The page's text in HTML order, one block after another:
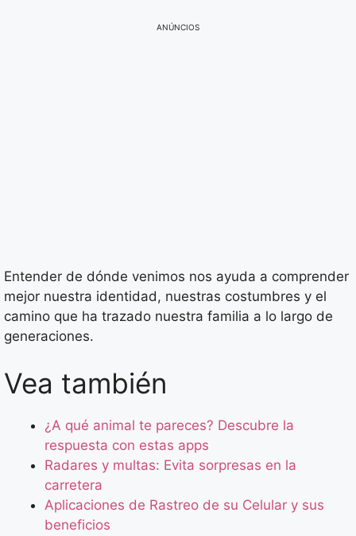
ANÚNCIOS
Entender de dónde venimos nos ayuda a comprender
mejor nuestra identidad, nuestras costumbres y el
camino que ha trazado nuestra familia a lo largo de
generaciones.
Vea también
¿A qué animal te pareces? Descubre la
respuesta con estas apps
Radares y multas: Evita sorpresas en la
carretera
Aplicaciones de Rastreo de su Celular y sus
beneficios